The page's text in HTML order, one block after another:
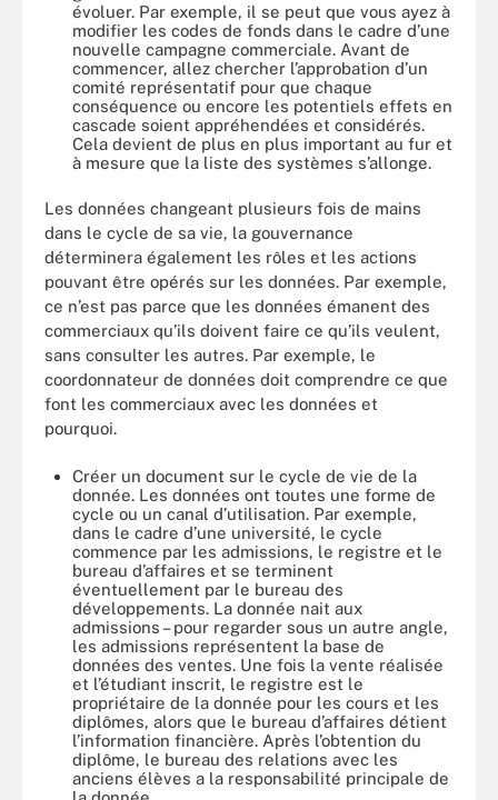
évoluer. Par exemple, il se peut que vous ayez à
modifier les codes de fonds dans le cadre d’une
nouvelle campagne commerciale. Avant de
commencer, allez chercher l’approbation d’un
comité représentatif pour que chaque
conséquence ou encore les potentiels effets en
cascade soient appréhendées et considérés.
Cela devient de plus en plus important au fur et
à mesure que la liste des systèmes s’allonge.
Les données changeant plusieurs fois de mains
dans le cycle de sa vie, la gouvernance
déterminera également les rôles et les actions
pouvant être opérés sur les données. Par exemple,
ce n’est pas parce que les données émanent des
commerciaux qu’ils doivent faire ce qu’ils veulent,
sans consulter les autres. Par exemple, le
coordonnateur de données doit comprendre ce que
font les commerciaux avec les données et
pourquoi.
Créer un document sur le cycle de vie de la
donnée. Les données ont toutes une forme de
cycle ou un canal d’utilisation. Par exemple,
dans le cadre d’une université, le cycle
commence par les admissions, le registre et le
bureau d’affaires et se terminent
éventuellement par le bureau des
développements. La donnée nait aux
admissions – pour regarder sous un autre angle,
les admissions représentent la base de
données des ventes. Une fois la vente réalisée
et l’étudiant inscrit, le registre est le
propriétaire de la donnée pour les cours et les
diplômes, alors que le bureau d’affaires détient
l’information financière. Après l’obtention du
diplôme, le bureau des relations avec les
anciens élèves a la responsabilité principale de